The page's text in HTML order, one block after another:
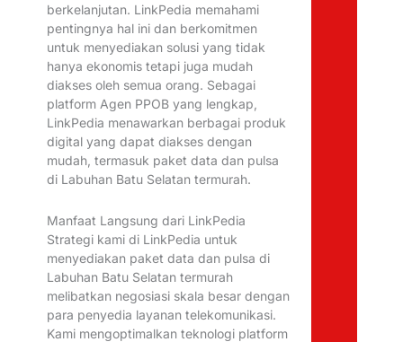
berkelanjutan. LinkPedia memahami
pentingnya hal ini dan berkomitmen
untuk menyediakan solusi yang tidak
hanya ekonomis tetapi juga mudah
diakses oleh semua orang. Sebagai
platform Agen PPOB yang lengkap,
LinkPedia menawarkan berbagai produk
digital yang dapat diakses dengan
mudah, termasuk paket data dan pulsa
di Labuhan Batu Selatan termurah.
Manfaat Langsung dari LinkPedia
Strategi kami di LinkPedia untuk
menyediakan paket data dan pulsa di
Labuhan Batu Selatan termurah
melibatkan negosiasi skala besar dengan
para penyedia layanan telekomunikasi.
Kami mengoptimalkan teknologi platform